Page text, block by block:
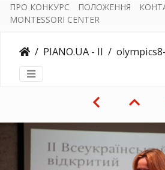
ПРО КОНКУРС ПОЛОЖЕННЯ
MONTESSORI CENTER
PIANO.UA - II